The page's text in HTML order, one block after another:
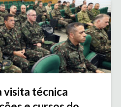
visita técnica